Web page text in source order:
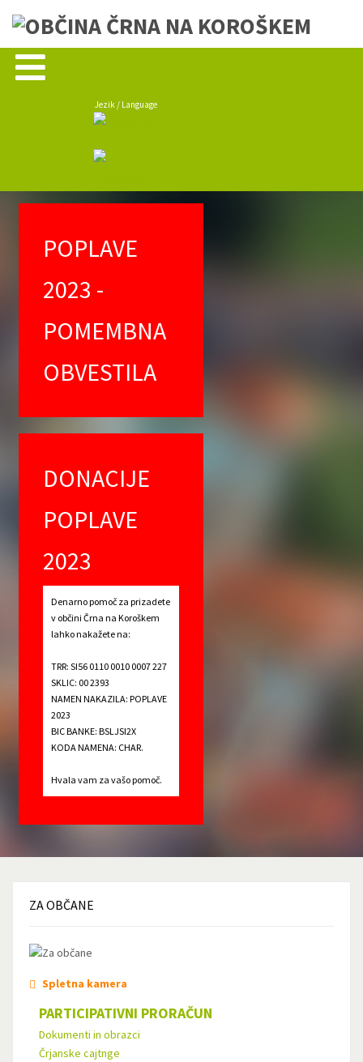
Jezik / Language
POPLAVE
2023 -
POMEMBNA
OBVESTILA
DONACIJE
POPLAVE
2023
Denarno pomoč za prizadete
v občini Črna na Koroškem
lahko nakažete na:
TRR: SI56 0110 0010 0007 227
SKLIC: 00 2393
NAMEN NAKAZILA: POPLAVE
2023
BIC BANKE: BSLJSI2X
KODA NAMENA: CHAR.
Hvala vam za vašo pomoč.
ZAOBČANE
Spletna kamera
PARTICIPATIVNI PRORAČUN
Dokumenti in obrazci
Črjanske cajtnge